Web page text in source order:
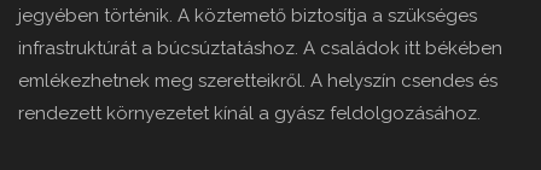
jegyében történik. A köztemető biztosítja a szükséges
infrastruktúrát a búcsúztatáshoz. A családok itt békében
emlékezhetnek meg szeretteikről. A helyszín csendes és
rendezett környezetet kínál a gyász feldolgozásához.